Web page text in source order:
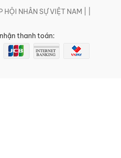
HỘI NHÂN SỰ VIỆT NAM | |
thanh toán: